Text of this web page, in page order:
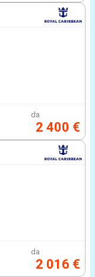
da
2 400 €
da
2 016 €